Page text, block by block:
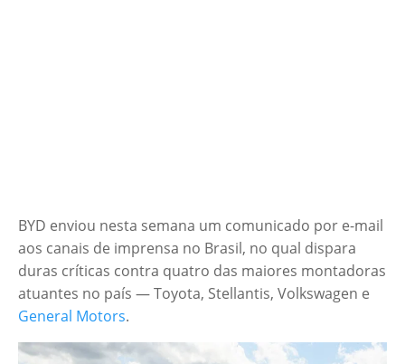
BYD enviou nesta semana um comunicado por e-mail
aos canais de imprensa no Brasil, no qual dispara
duras críticas contra quatro das maiores montadoras
atuantes no país — Toyota, Stellantis, Volkswagen e
General Motors.